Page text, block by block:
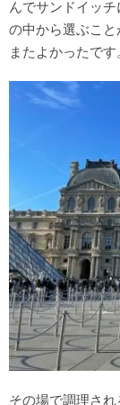
んでサンドイッ
の中から選ぶこ
またよかったです
その場で調理さ